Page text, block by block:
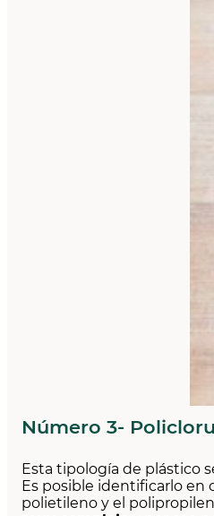
Número 3-
Esta tipología de plástico
Es posible identificarlo en
polietileno y el